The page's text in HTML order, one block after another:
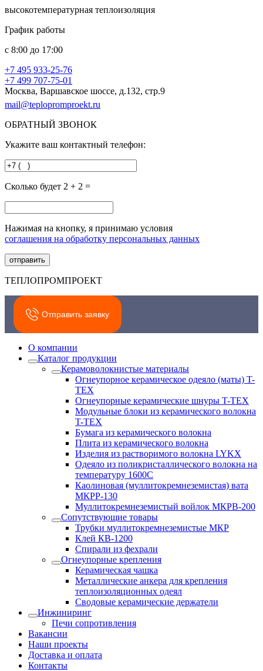
высокотемпературная теплоизоляция
График работы
с 8:00 до 17:00
+7 495 933-25-76
+7 499 707-75-01
Москва, Варшавское шоссе, д.132, стр.9
mail@teplopromproekt.ru
ОБРАТНЫЙ ЗВОНОК
Укажите ваш контактный телефон:
Сколько будет 2 + 2 =
Нажимая на кнопку, я принимаю условия
соглашения на обработку персональных данных
ТЕПЛОПРОМПРОЕКТ
Отправить заявку
О компании
Каталог продукции
Керамоволокнистые материалы
Огнеупорное керамическое одеяло (маты) T-
TEX
Огнеупорные керамические шнуры T-TEX
Модульные блоки из керамического волокна
T-TEX
Бумага из керамического волокна
Плита из керамического волокна
Изделия из растворимого волокна LYKX
Одеяло из поликристаллического волокна на
температуру 1600С
Каолиновая (муллитокремнеземистая) вата
МКРР-130
Муллитокремнеземистый войлок МКРВ-200
Сопутствующие товары
Трубки муллитокремнеземистые МКР
Клей КВ-1200
Спирали из фехрали
Огнеупорные крепления
Керамическая чашка
Металлические анкера для крепления
теплоизоляционных одеял
Сводовые керамические держатели
Инжиниринг
Печи сопротивления
Вакансии
Наши проекты
Доставка и оплата
Контакты